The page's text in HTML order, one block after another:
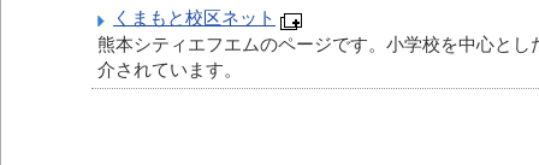
くまもと校区ネット
熊本シティエフエムのページです。小学校を中心と
介されています。